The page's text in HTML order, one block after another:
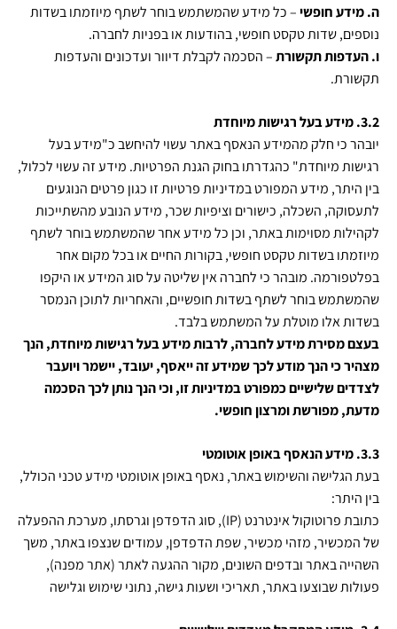
ה. מידע חופשי– כל מידע שהמשתמש בוחר לשתף מיוזמתו בשדות
נוספים, שדות טקסט חופשי, בהודעות או בפניות לחברה.
ו. העדפות תקשורת– הסכמה לקבלת דיוור ועדכונים והעדפות
תקשורת.
3.2. מידע בעל רגישות מיוחדת
יובהר כי חלק מהמידע הנאסף באתר עשוי להיחשב כ"מידע בעל
רגישות מיוחדת" כהגדרתו בחוק הגנת הפרטיות. מידע זה עשוי לכלול,
בין היתר, מידע המפורט במדיניות פרטיות זו כגון פרטים הנוגעים
לתעסוקה, השכלה, כישורים וציפיות שכר, מידע הנובע מהשתייכות
לקהילות מסוימות באתר, וכן כל מידע אחר שהמשתמש בוחר לשתף
מיוזמתו בשדות טקסט חופשי, בקורות החיים או בכל מקום אחר
בפלטפורמה. מובהר כי לחברה אין שליטה על סוג המידע או היקפו
שהמשתמש בוחר לשתף בשדות חופשיים, והאחריות לתוכן הנמסר
בשדות אלו מוטלת על המשתמש בלבד.
בעצם מסירת מידע לחברה, לרבות מידע בעל רגישות מיוחדת, הנך
מצהיר כי הנך מודע לכך שמידע זה ייאסף, יעובד, יישמר ויועבר
לצדדים שלישיים כמפורט במדיניות זו, וכי הנך נותן לכך הסכמה
מדעת, מפורשת ומרצון חופשי.
3.3. מידע הנאסף באופן אוטומטי
בעת הגלישה והשימוש באתר, נאסף באופן אוטומטי מידע טכני הכולל,
בין היתר:
כתובת פרוטוקול אינטרנט (IP), סוג הדפדפן וגרסתו, מערכת ההפעלה
של המכשיר, מזהי מכשיר, שפת הדפדפן, עמודים שנצפו באתר, משך
השהייה באתר ובדפים השונים, מקור ההגעה לאתר (אתר מפנה),
פעולות שבוצעו באתר, תאריכי ושעות גישה, נתוני שימוש וגלישה